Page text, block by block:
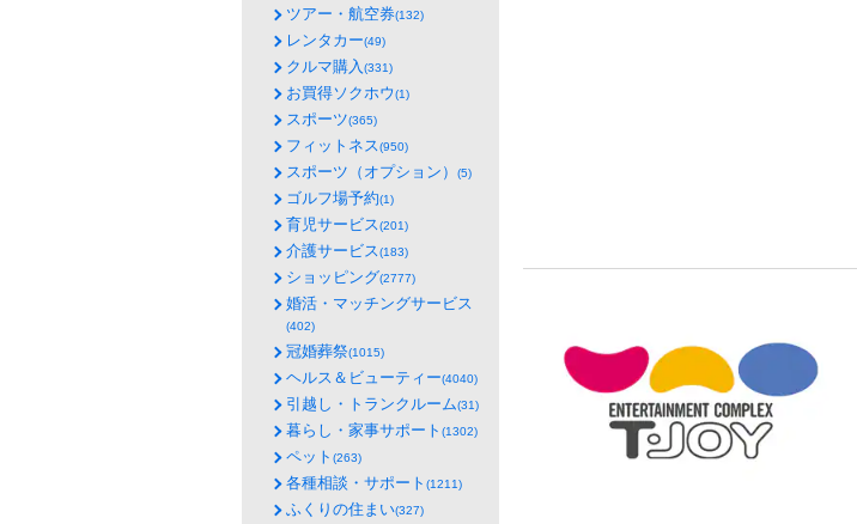
ツアー・航空券(132)
レンタカー(49)
クルマ購入 (331)
お買得ソクホウ(1)
スポーツ(365)
フィットネス(950)
スポーツ（オプション） (5)
ゴルフ場予約(1)
育児サービス(201)
介護サービス(183)
ショッピング(2777)
婚活・マッチングサービス
(402)
冠婚葬祭(1015)
ヘルス＆ビューティー(4040)
引越し・トランクルーム(31)
暮らし・家事サポート (1302)
ペット (263)
各種相談・サポート (1211)
ふくりの住まい(327)